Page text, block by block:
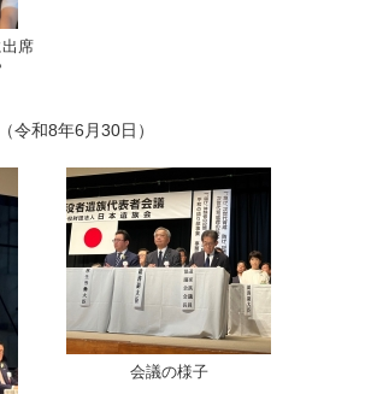
席
令和8年6月30日）
会議の様子